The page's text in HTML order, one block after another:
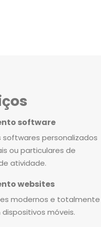
software
softwares personalizados
ou particulares de
atividade.
websites
modernos e totalmente
móveis.